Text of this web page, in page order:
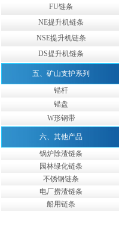
FU链条
NE提升机链条
NSE提升机链条
DS提升机链条
五、矿山支护系列
锚杆
锚盘
W形钢带
六、其他产品
锅炉除渣链条
园林绿化链条
不锈钢链条
电厂捞渣链条
船用链条